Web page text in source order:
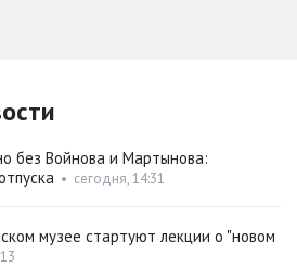
без Войнова и Мартынова:
• сегодня, 14:31
музее стартуют лекции о "новом